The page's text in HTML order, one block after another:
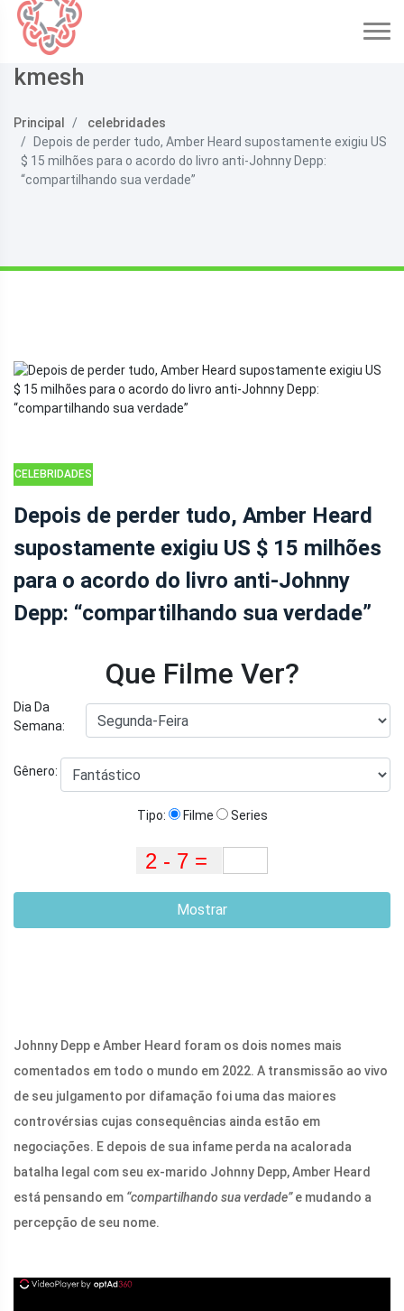
kmesh
Principal
celebridades
Depois de perder tudo, Amber Heard supostamente exigiu US
$ 15 milhões para o acordo do livro anti-Johnny Depp:
“compartilhando sua verdade”
CELEBRIDADES
Depois de perder tudo, Amber Heard
supostamente exigiu US $ 15 milhões
para o acordo do livro anti-Johnny
Depp: “compartilhando sua verdade”
Que Filme Ver?
Dia Da
Semana:
Gênero:
Tipo: Filme Series
Mostrar
Johnny Depp e Amber Heard foram os dois nomes mais
comentados em todo o mundo em 2022. A transmissão ao vivo
de seu julgamento por difamação foi uma das maiores
controvérsias cujas consequências ainda estão em
negociações. E depois de sua infame perda na acalorada
batalha legal com seu ex-marido Johnny Depp, Amber Heard
está pensando em “compartilhando sua verdade”e mudando a
percepção de seu nome.